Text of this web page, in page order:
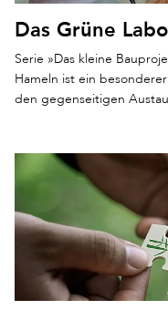
Das Grüne
Serie »Das kleine
Hameln ist ein
den gegenseitigen